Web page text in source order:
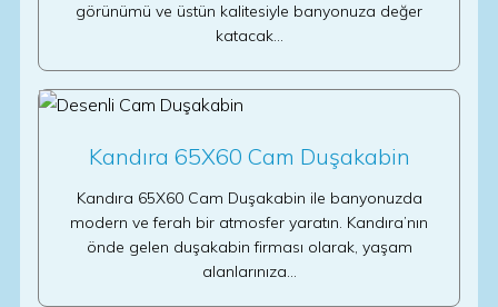
görünümü ve üstün kalitesiyle banyonuza değer
katacak…
Kandıra 65X60 Cam Duşakabin
Kandıra 65X60 Cam Duşakabin ile banyonuzda
modern ve ferah bir atmosfer yaratın. Kandıra’nın
önde gelen duşakabin firması olarak, yaşam
alanlarınıza…